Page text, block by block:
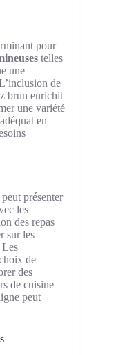
pour
telles
une
de
brun enrichit
une variété
en
présenter
les
des repas
sur les
Les
de
des
de cuisine
peut